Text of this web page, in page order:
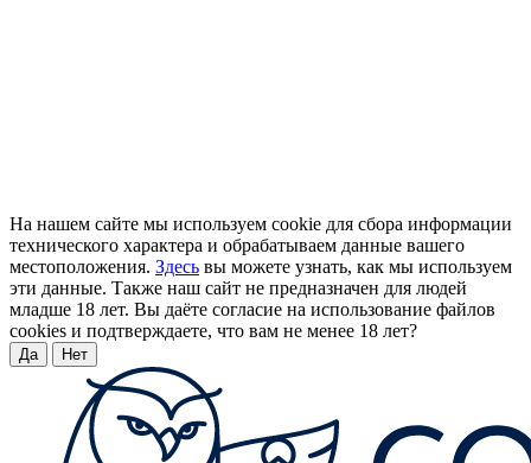
На нашем сайте мы используем cookie для сбора информации
технического характера и обрабатываем данные вашего
местоположения. Здесь вы можете узнать, как мы используем
эти данные. Также наш сайт не предназначен для людей
младше 18 лет. Вы даёте согласие на использование файлов
cookies и подтверждаете, что вам не менее 18 лет?
Да Нет